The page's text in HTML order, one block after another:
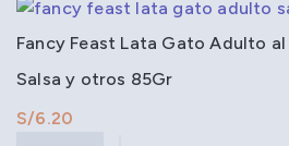
Fancy Feast Lata Gato Adulto
Salsa y otros 85Gr
S/